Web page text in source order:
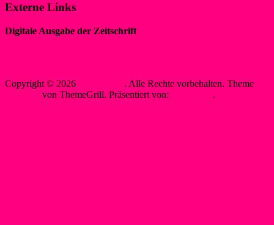
Externe Links
Digitale Ausgabe der Zeitschrift
Copyright © 2026
. Alle Rechte vorbehalten. Theme
von ThemeGrill. Präsentiert von: .